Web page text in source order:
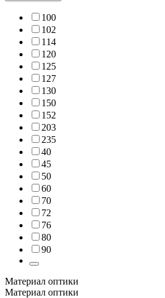
100
102
114
120
125
127
130
150
152
203
235
40
45
50
60
70
72
76
80
90
Материал оптики
Материал оптики